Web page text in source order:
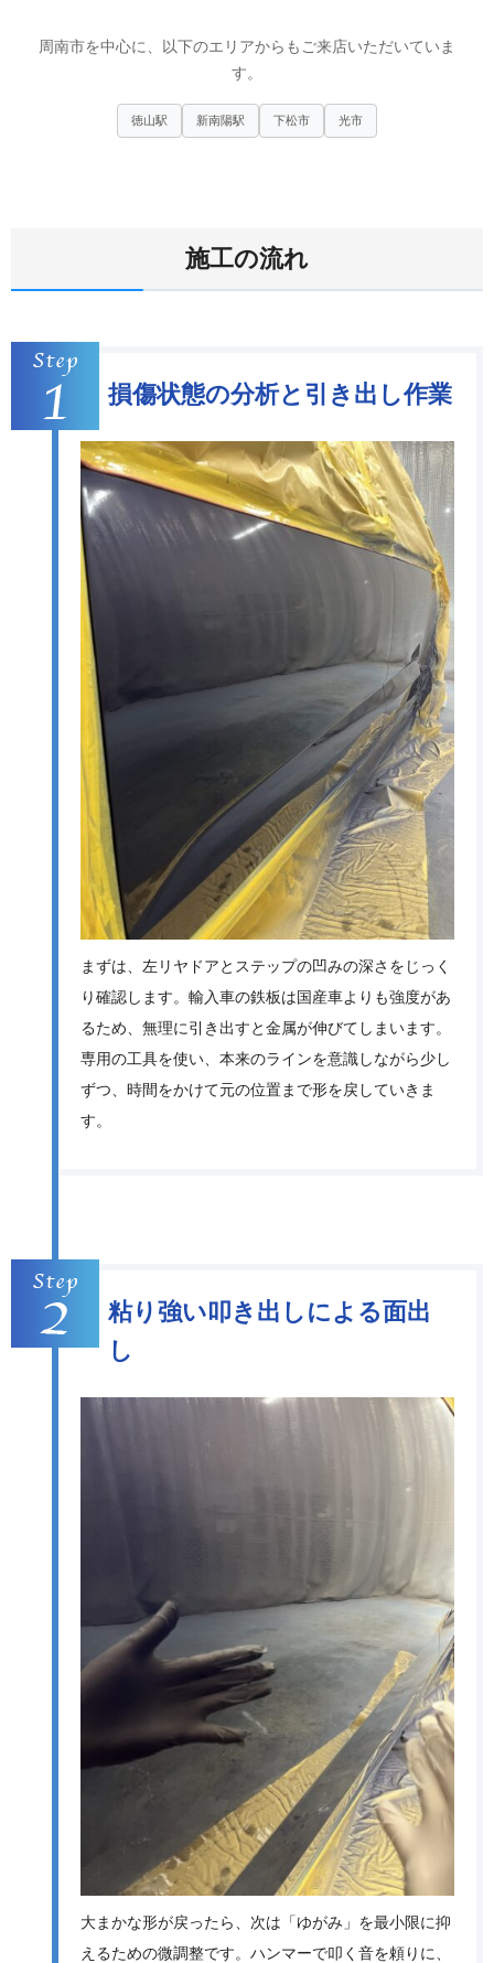
周南市を中心に、以下のエリアからもご来店いただいていま
す。
徳山駅 新南陽駅 下松市 光市
施工の流れ
損傷状態の分析と引き出し作業
まずは、左リヤドアとステップの凹みの深さをじっく
り確認します。輸入車の鉄板は国産車よりも強度があ
るため、無理に引き出すと金属が伸びてしまいます。
専用の工具を使い、本来のラインを意識しながら少し
ずつ、時間をかけて元の位置まで形を戻していきま
す。
粘り強い叩き出しによる面出
し
大まかな形が戻ったら、次は「ゆがみ」を最小限に抑
えるための微調整です。ハンマーで叩く音を頼りに、